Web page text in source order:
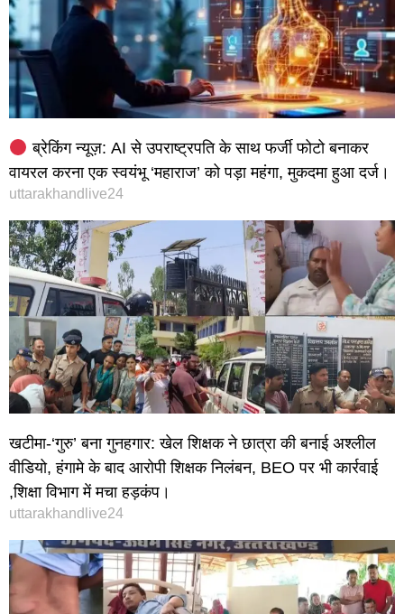
ब्रेकिंग न्यूज़: AI से उपराष्ट्रपति के साथ फर्जी फोटो बनाकर
वायरल करना एक स्वयंभू ‘महाराज’ को पड़ा महंगा, मुकदमा हुआ दर्ज।
uttarakhandlive24
खटीमा-‘गुरु’ बना गुनहगार: खेल शिक्षक ने छात्रा की बनाई अश्लील
वीडियो, हंगामे के बाद आरोपी शिक्षक निलंबन, BEO पर भी कार्रवाई
,शिक्षा विभाग में मचा हड़कंप।
uttarakhandlive24